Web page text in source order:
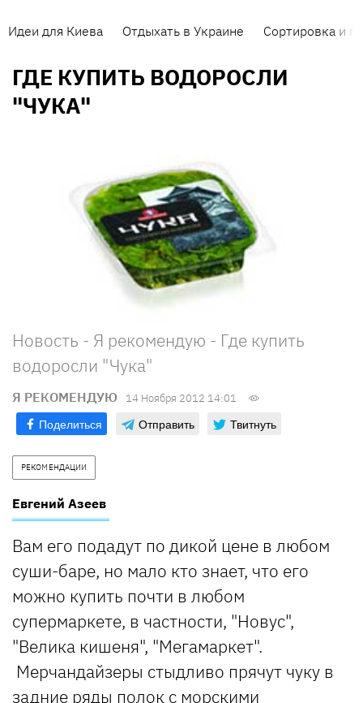
Идеи для Киева Отдыхать в Украине Сортировка и
ГДЕ КУПИТЬ ВОДОРОСЛИ
"ЧУКА"
Новость - Я рекомендую - Где купить
водоросли "Чука"
Я РЕКОМЕНДУЮ 14 Ноября 2012 14:01
Поделиться Отправить Твитнуть
РЕКОМЕНДАЦИИ
Евгений Азеев
Вам его подадут по дикой цене в любом
суши-баре, но мало кто знает, что его
можно купить почти в любом
супермаркете, в частности, "Новус",
"Велика кишеня", "Мегамаркет".
Мерчандайзеры стыдливо прячут чуку в
задние ряды полок с морскими